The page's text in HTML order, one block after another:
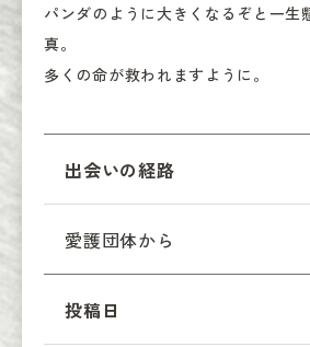
パンダのように大きくなるぞと一生
真。
多くの命が救われますように。
出会いの経路
愛護団体から
投稿日